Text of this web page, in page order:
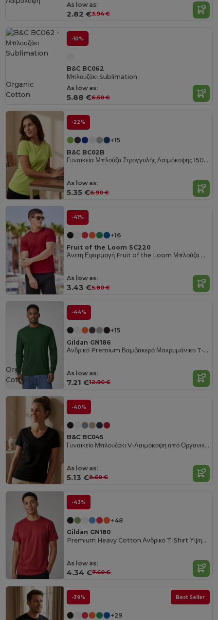
As low as:
2.82 €3.94 €
-10%
B&C BC062
Μπλουζάκι Sublimation
As low as:
5.88 €6.50 €
Organic
Cotton
-22%
+15
B&C BC02B
Γυναικεία Μπλούζα Στρογγυλής Λαιμόκοψης 150 Organic
As low as:
5.35 €6.90 €
-41%
+16
Fruit of the Loom SC220
Άνετη Εφαρμογή Fruit of the Loom Μπλούζα με Στρογγυλή Λαιμόκοψη
As low as:
3.43 €5.80 €
-44%
+15
Gildan GN186
Ανδρικό Premium Βαμβακερό Μακρυμάνικο T-Shirt
As low as:
7.21 €12.90 €
Organic
Cotton
-40%
B&C BC045
Γυναικείο Μπλουζάκι V-Λαιμόκοψη από Οργανικό Βαμβάκι - Απαλό & Προσιτό
As low as:
5.13 €8.60 €
-43%
+48
Gildan GN180
Premium Heavy Cotton Ανδρικό T-Shirt Υψηλής Αντοχής
As low as:
4.34 €7.60 €
-39% Best Seller
+29